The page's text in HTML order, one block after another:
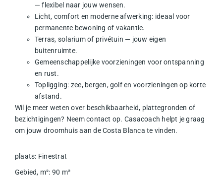
— flexibel naar jouw wensen.
Licht, comfort en moderne afwerking: ideaal voor
permanente bewoning of vakantie.
Terras, solarium of privétuin — jouw eigen
buitenruimte.
Gemeenschappelijke voorzieningen voor ontspanning
en rust.
Topligging: zee, bergen, golf en voorzieningen op korte
afstand.
Wil je meer weten over beschikbaarheid, plattegronden of
bezichtigingen? Neem contact op. Casacoach helpt je graag
om jouw droomhuis aan de Costa Blanca te vinden.
plaats: Finestrat
Gebied, m²: 90 m²